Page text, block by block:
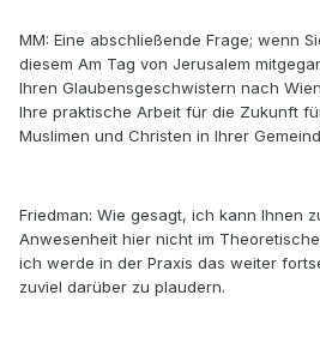
MM: Eine abschließende Frage; wenn
diesem Am Tag von Jerusalem
Ihren Glaubensgeschwistern nach
Ihre praktische Arbeit für die Zukunft
Muslimen und Christen in Ihrer
Friedman: Wie gesagt, ich kann Ihnen
Anwesenheit hier nicht im
ich werde in der Praxis das weiter
zuviel darüber zu plaudern.